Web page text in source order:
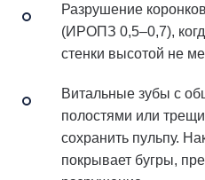
Разрушение
(ИРОПЗ 0,5–0,7),
стенки высотой не
Витальные зубы с
полостями или
сохранить пульпу.
покрывает бугры,